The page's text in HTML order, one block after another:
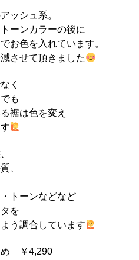
ッシュ系。
ーンカラーの後に
お色を入れています。
させて頂きました
く
も
裾は色を変え
、
トーンなどなど
を
う調合 しています
め ￥4,290